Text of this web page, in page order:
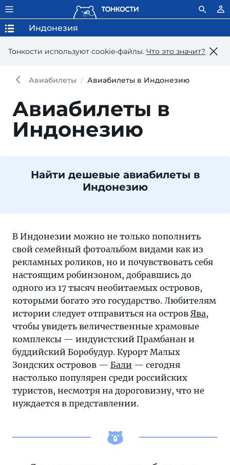
Тонкости используют сookie-файлы. Что это значит?
Индонезия
Авиабилеты Авиабилеты в Индонезию
Авиабилеты в
Индонезию
Найти дешевые авиабилеты в
Индонезию
В Индонезии можно не только пополнить
свой семейный фотоальбом видами как из
рекламных роликов, но и почувствовать себя
настоящим робинзоном, добравшись до
одного из 17 тысяч необитаемых островов,
которыми богато это государство. Любителям
истории следует отправиться на остров Ява,
чтобы увидеть величественные храмовые
комплексы — индуистский Прамбанан и
буддийский Боробудур. Курорт Малых
Зондских островов — Бали — сегодня
настолько популярен среди российских
туристов, несмотря на дороговизну, что не
нуждается в представлении.